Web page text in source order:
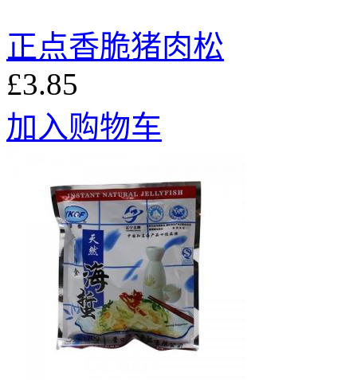
正点香脆猪肉松
£3.85
加入购物车